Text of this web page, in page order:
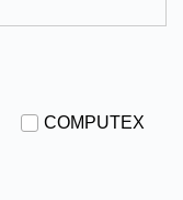
COMPUTEX